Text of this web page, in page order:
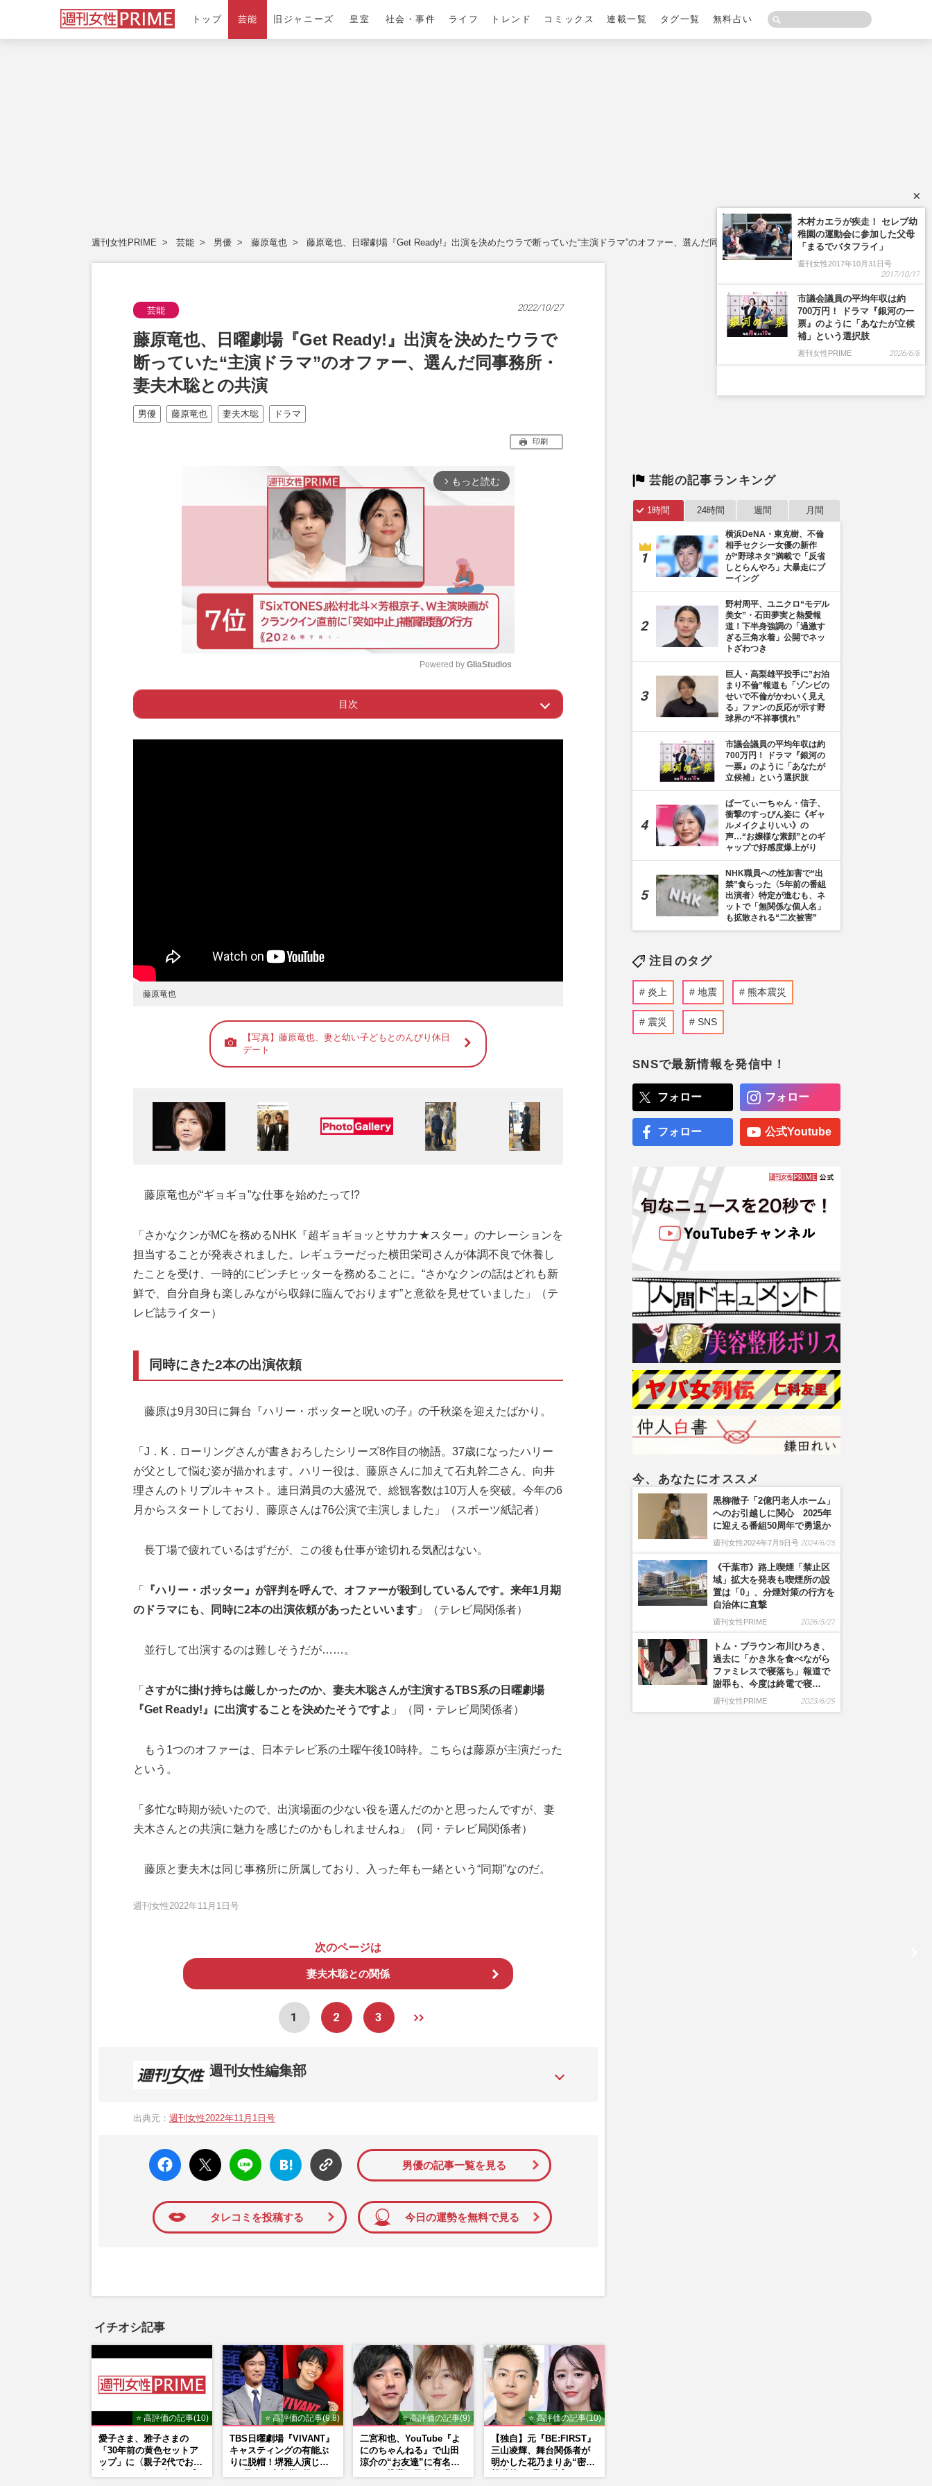
トップ 芸能 旧ジャニーズ 皇室 社会・事件 ライフ トレンド コミックス 連載一覧 タグ一覧 無料占い
週刊女性PRIME 芸能 男優 藤原竜也 藤原竜也、日曜劇場『Get Ready!』出演を決めたウラで断っていた“主演ドラマ”のオファー、選んだ同事務所・妻夫木聡との共演
芸能 2022/10/27
藤原竜也、日曜劇場『Get Ready!』出演を決めたウラで
断っていた“主演ドラマ”のオファー、選んだ同事務所・
妻夫木聡との共演
男優 藤原竜也 妻夫木聡 ドラマ
印刷
arrow_forward_ios もっと読む
t
Powered by GliaStudios
目次
Page 1 ー 同時にきた2本の出演依頼
藤原竜也
【写真】藤原竜也、妻と幼い子どもとのんびり休日
デート
藤原竜也が“ギョギョ”な仕事を始めたって!?
「さかなクンがMCを務めるNHK『超ギョギョッとサカナ★スター』のナレーションを
担当することが発表されました。レギュラーだった横田栄司さんが体調不良で休養し
たことを受け、一時的にピンチヒッターを務めることに。“さかなクンの話はどれも新
鮮で、自分自身も楽しみながら収録に臨んでおります”と意欲を見せていました」（テ
レビ誌ライター）
同時にきた2本の出演依頼
藤原は9月30日に舞台『ハリー・ポッターと呪いの子』の千秋楽を迎えたばかり。
「J．K．ローリングさんが書きおろしたシリーズ8作目の物語。37歳になったハリー
が父として悩む姿が描かれます。ハリー役は、藤原さんに加えて石丸幹二さん、向井
理さんのトリプルキャスト。連日満員の大盛況で、総観客数は10万人を突破。今年の6
月からスタートしており、藤原さんは76公演で主演しました」（スポーツ紙記者）
長丁場で疲れているはずだが、この後も仕事が途切れる気配はない。
「
『ハリー・ポッター』が評判を呼んで、オファーが殺到しているんです。来年1月期
のドラマにも、同時に2本の出演依頼があったといいます 」（テレビ局関係者）
並行して出演するのは難しそうだが……。
「 さすがに掛け持ちは厳しかったのか、妻夫木聡さんが主演するTBS系の日曜劇場
『Get Ready!』に出演することを決めたそうですよ 」（同・テレビ局関係者）
もう1つのオファーは、日本テレビ系の土曜午後10時枠。こちらは藤原が主演だった
という。
「多忙な時期が続いたので、出演場面の少ない役を選んだのかと思ったんですが、妻
夫木さんとの共演に魅力を感じたのかもしれませんね」（同・テレビ局関係者）
藤原と妻夫木は同じ事務所に所属しており、入った年も一緒という“同期”なのだ。
週刊女性2022年11月1日号
次のページは
妻夫木聡との関係
1 2 3
週刊女性編集部
母”が抱える400万円超の“借金トラブル”」報道をスクープ。この一報から約2か月後、宮内庁は結婚延期を
出典元： 週刊女性2022年11月1日号
faceboo
k いい
ね
X ポス
ト
LINE
はてな
ブック
マーク
男優の記事一覧を見る
タレコミを投稿する 今日の運勢を無料で見る
イチオシ記事
⭐ 高評価の記事(10)
愛子さま、雅子さまの
「30年前の黄色セットア
ップ」に〈親子2代でお似
⭐ 高評価の記事(9.8)
TBS日曜劇場『VIVANT』
キャスティングの有能ぶ
りに脱帽！堺雅人演じ
⭐ 高評価の記事(9)
二宮和也、YouTube『よ
にのちゃんねる』で山田
涼介の“お友達”に有名ホ
⭐ 高評価の記事(10)
【独自】元『BE:FIRST』
三山凌輝、舞台関係者が
明かした花乃まりあ“密会
芸能の記事ランキング
1時間 24時間 週間 月間
横浜DeNA・東克樹、不倫
相手セクシー女優の新作
が“野球ネタ”満載で「反省
しとらんやろ」大暴走にブ
ーイング
野村周平、ユニクロ“モデル
美女”・石田夢実と熱愛報
道！下半身強調の「過激す
ぎる三角水着」公開でネッ
トざわつき
巨人・高梨雄平投手に”お泊
まり不倫”報道も「ゾンビの
せいで不倫がかわいく見え
る」ファンの反応が示す野
球界の“不祥事慣れ”
市議会議員の平均年収は約
700万円！ ドラマ『銀河の
一票』のように「あなたが
立候補」という選択肢
ぱーてぃーちゃん・信子、
衝撃のすっぴん姿に《ギャ
ルメイクよりいい》の
声…“お嬢様な素顔”とのギ
ャップで好感度爆上がり
NHK職員への性加害で“出
禁”食らった〈5年前の番組
出演者〉特定が進むも、ネ
ットで「無関係な個人名」
も拡散される“二次被害”
注目のタグ
炎上 地震 熊本震災
震災 SNS
SNSで最新情報を発信中！
フォロー フォロー
フォロー 公式Youtube
今、あなたにオススメ
黒柳徹子「2億円老人ホーム」
へのお引越しに関心 2025年
に迎える番組50周年で勇退か
週刊女性2024年7月9日号 2024/6/25
《千葉市》路上喫煙「禁止区
域」拡大を発表も喫煙所の設
置は「0」、分煙対策の行方を
自治体に直撃
週刊女性PRIME 2026/5/27
トム・ブラウン布川ひろき、
過去に「かき氷を食べながら
ファミレスで寝落ち」報道で
謝罪も、今度は終電で寝…
週刊女性PRIME 2023/6/29
×
木村カエラが疾走！ セレブ幼
稚園の運動会に参加した父母
「まるでバタフライ」
週刊女性2017年10月31日号
2017/10/17
市議会議員の平均年収は約
700万円！ ドラマ『銀河の一
票』のように「あなたが立候
補」という選択肢
週刊女性PRIME 2026/6/8